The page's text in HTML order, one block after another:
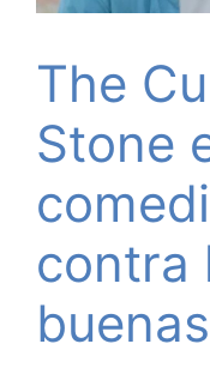
The
Stone
contra